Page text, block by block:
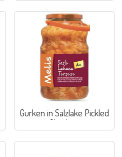
Gurken in Salzlake Pickled
Gherkins